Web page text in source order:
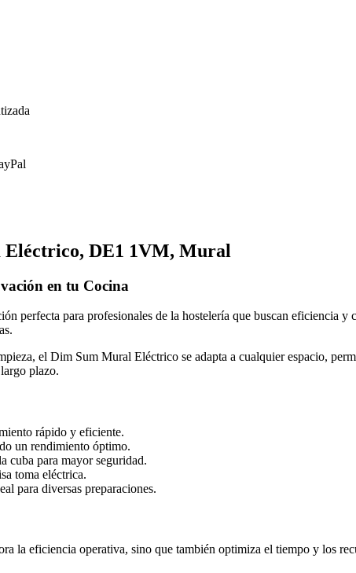
Eléctrico, DE1 1VM, Mural
en tu Cocina
perfecta para profesionales de la hostelería que buscan eficiencia
el Dim Sum Mural Eléctrico se adapta a cualquier espacio,
plazo.
rápido y eficiente.
un rendimiento óptimo.
cuba para mayor seguridad.
toma eléctrica.
para diversas preparaciones.
la eficiencia operativa, sino que también optimiza el tiempo y los